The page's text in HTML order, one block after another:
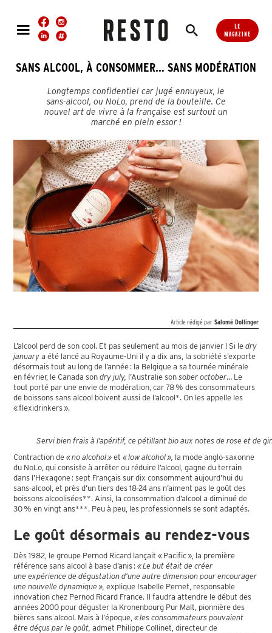
LE
MAGAZINE
SANS ALCOOL, À CONSOMMER… SANS MODÉRATION
Longtemps confidentiel car jugé ennuyeux, le
sans-alcool, ou NoLo, prend de la bouteille. Ce
nouvel art de vivre à la française est surtout un
marché en plein essor !
Article rédigé par Salomé Dollinger
L’alcool perd de son cool. Et pas seulement au mois de janvier ! Si ledry
january a été lancé au Royaume-Uni il y a dix ans, la sobriété s’exporte
désormais tout au long de l’année : la Belgique a sa tournée minérale
en février, le Canada sondry july, l’Australie sonsober october… Le
tout porté par une envie de modération, car 78 % des consommateurs
de boissons sans alcool boivent aussi de l’alcool*. On les appelle les
« flexidrinkers ».
Servi bien frais à l’apéritif, ce pétillant bio aux notes de rose et de
Contraction de« no alcohol » et« low alcohol », la mode anglo-saxonne
du NoLo, qui consiste à arrêter ou réduire l’alcool, gagne du terrain
dans l’Hexagone : sept Français sur dix consomment aujourd’hui du
sans-alcool, et près d’un tiers des 18-24 ans n’aiment pas le goût des
boissons alcoolisées**. Ainsi, la consommation d’alcool a diminué de
30 % en vingt ans***. Peu à peu, les professionnels se sont adaptés.
Le goût désormais au rendez-vous
Dès 1982, le groupe Pernod Ricard lançait « Pacific », la première
référence sans alcool à base d’anis :« Le but était de créer
une expérience de dégustation d’une autre dimension pour encourager
une nouvelle dynamique », explique Isabelle Pernet, responsable
innovation chez Pernod Ricard France. Il faudra attendre le début des
années 2000 pour déguster la Kronenbourg Pur Malt, pionnière des
bières sans alcool. Mais à l’époque,« les consommateurs pouvaient
être déçus par le goût,admet Philippe Collinet, directeur de